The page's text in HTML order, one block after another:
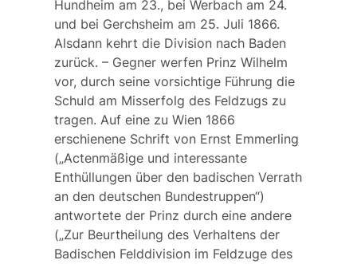
Hundheim am 23., bei Werbach am 24.
und bei Gerchsheim am 25. Juli 1866.
Alsdann kehrt die Division nach Baden
zurück. – Gegner werfen Prinz Wilhelm
vor, durch seine vorsichtige Führung die
Schuld am Misserfolg des Feldzugs zu
tragen. Auf eine zu Wien 1866
erschienene Schrift von Ernst Emmerling
(„Actenmäßige und interessante
Enthüllungen über den badischen Verrath
an den deutschen Bundestruppen“)
antwortete der Prinz durch eine andere
(„Zur Beurtheilung des Verhaltens der
Badischen Felddivision im Feldzuge des